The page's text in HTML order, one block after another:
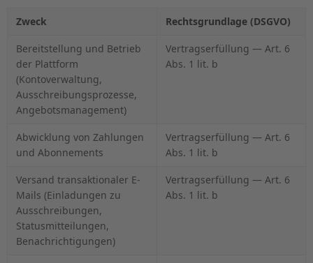
Zweck Rechtsgrundlage (DSGVO)
Bereitstellung und Betrieb
der Plattform
(Kontoverwaltung,
Ausschreibungsprozesse,
Angebotsmanagement)
Vertragserfüllung — Art. 6
Abs. 1 lit. b
Abwicklung von Zahlungen
und Abonnements
Vertragserfüllung — Art. 6
Abs. 1 lit. b
Versand transaktionaler E-
Mails (Einladungen zu
Ausschreibungen,
Statusmitteilungen,
Benachrichtigungen)
Vertragserfüllung — Art. 6
Abs. 1 lit. b